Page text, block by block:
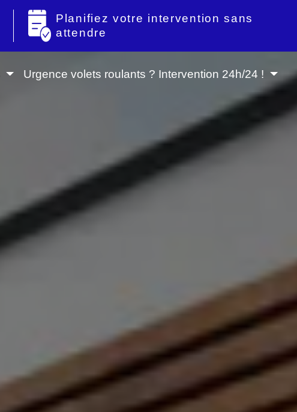
Planifiez votre intervention sans
attendre
Urgence volets roulants ? Intervention 24h/24 !